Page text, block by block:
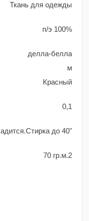
Ткань для одежды
п/э 100%
делла-белла
м
Красный
0,1
до 40"
70 гр.м.2